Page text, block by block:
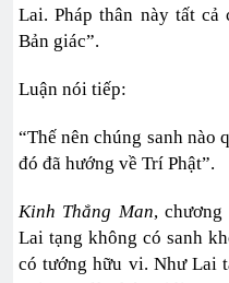
Lai. Pháp thân này tất
Bản giác”.
Luận nói tiếp:
“Thế nên chúng sanh nào
đó đã hướng về Trí Phật”.
Kinh Thắng Man, chương
Lai tạng không có sanh
có tướng hữu vi. Như Lai